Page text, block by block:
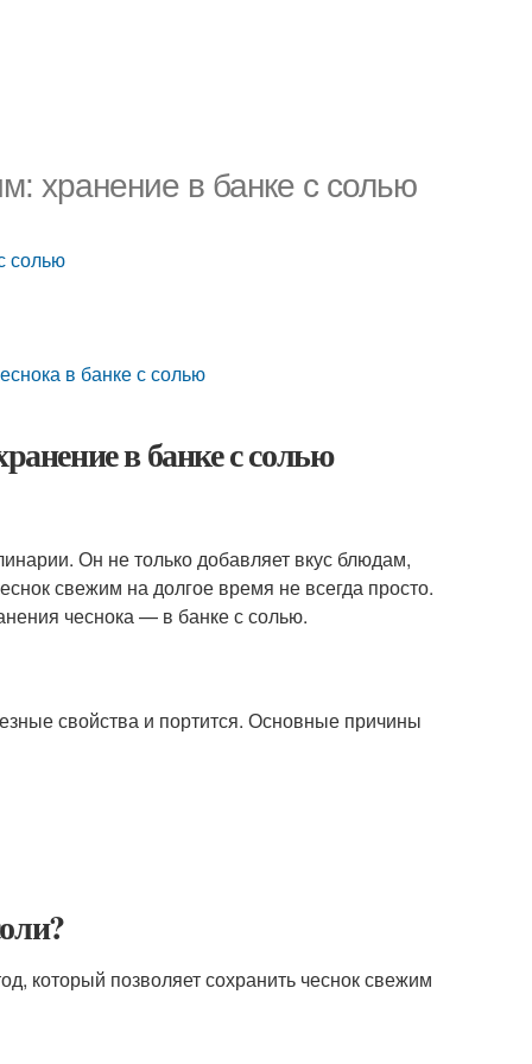
хранение в банке с солью
солью
в банке с солью
в банке с солью
Он не только добавляет вкус блюдам,
свежим на долгое время не всегда просто.
чеснока — в банке с солью.
свойства и портится. Основные причины
который позволяет сохранить чеснок свежим